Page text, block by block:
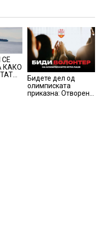
КАКО
Бидете дел од
олимписката
приказна: Отворени